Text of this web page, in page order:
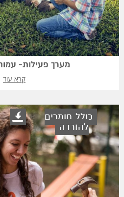
מערך פעילות-
קרא עוד
כולל חומרים
להורדה